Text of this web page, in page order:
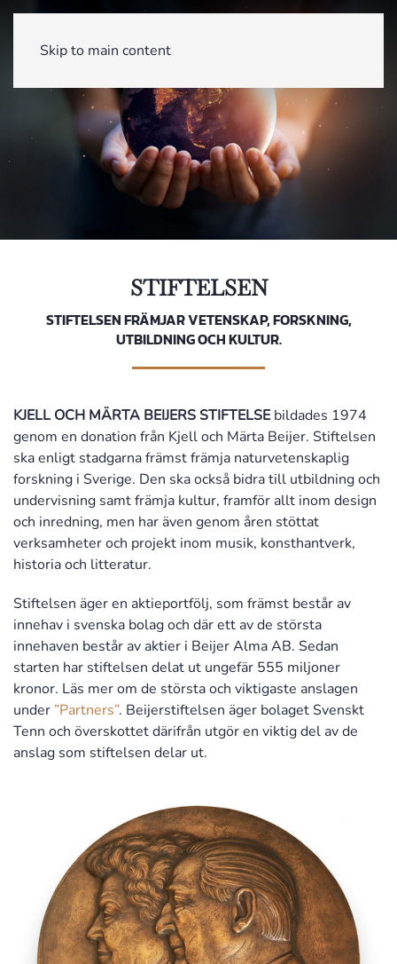
Skip to main content
STIFTELSEN
STIFTELSEN FRÄMJAR VETENSKAP, FORSKNING,
UTBILDNING OCH KULTUR.
KJELL OCH MÄRTA BEIJERS STIFTELSE bildades 1974
genom en donation från Kjell och Märta Beijer. Stiftelsen
ska enligt stadgarna främst främja naturvetenskaplig
forskning i Sverige. Den ska också bidra till utbildning och
undervisning samt främja kultur, framför allt inom design
och inredning, men har även genom åren stöttat
verksamheter och projekt inom musik, konsthantverk,
historia och litteratur.
Stiftelsen äger en aktieportfölj, som främst består av
innehav i svenska bolag och där ett av de största
innehaven består av aktier i Beijer Alma AB. Sedan
starten har stiftelsen delat ut ungefär 555 miljoner
kronor. Läs mer om de största och viktigaste anslagen
under ”Partners”. Beijerstiftelsen äger bolaget Svenskt
Tenn och överskottet därifrån utgör en viktig del av de
anslag som stiftelsen delar ut.